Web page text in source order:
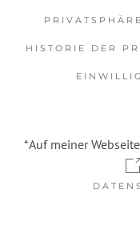
HISTORIE DER
*Auf meiner